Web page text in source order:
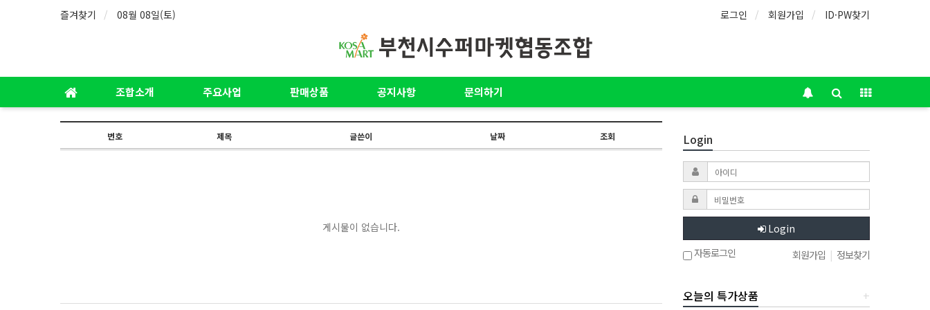
즐겨찾기 08월 08일(토) 로그인 회원가입 ID·PW찾기
조합소개 주요사업 판매상품 공지사항 문의하기
번호 제목 글쓴이 날짜 조회
게시물이 없습니다.
Login
Login
자동로그인
회원가입 | 정보찾기
+
오늘의 특가상품